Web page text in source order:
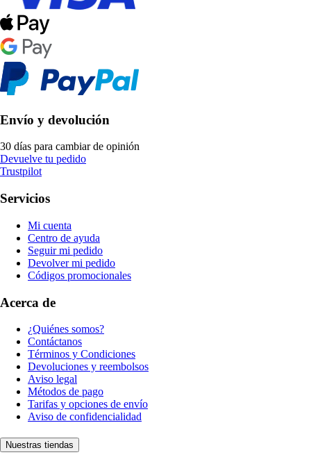
Envío y devolución
30 días para cambiar de opinión
Devuelve tu pedido
Trustpilot
Servicios
Mi cuenta
Centro de ayuda
Seguir mi pedido
Devolver mi pedido
Códigos promocionales
Acerca de
¿Quiénes somos?
Contáctanos
Términos y Condiciones
Devoluciones y reembolsos
Aviso legal
Métodos de pago
Tarifas y opciones de envío
Aviso de confidencialidad
Nuestras tiendas